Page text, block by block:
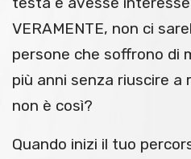
VERAMENTE, non ci
persone che soffrono di
più anni senza riuscire a
non è così?
Quando inizi il tuo